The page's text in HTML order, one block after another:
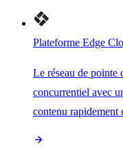
Plateforme Edge
Le réseau de pointe
concurrentiel avec
contenu rapidement